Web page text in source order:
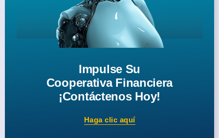
Impulse Su
Cooperativa Financiera
¡Contáctenos Hoy!
Haga clic aquí